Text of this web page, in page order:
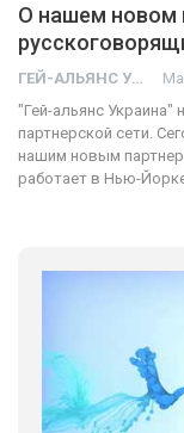
О нашем новом
ГЕЙ-АЛЬЯНС УКРАИНА
"Гей-альянс Украина"
партнерской сети.
нашим новым
работает в Нью-